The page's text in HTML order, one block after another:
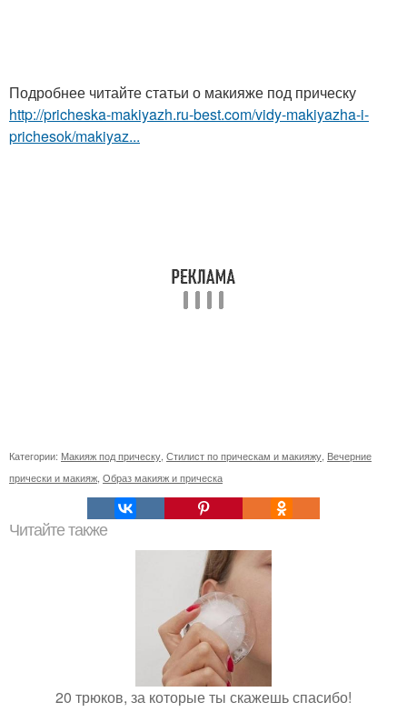
Подробнее читайте статьи о макияже под прическу
http://pricheska-makiyazh.ru-best.com/vidy-makiyazha-i-
prichesok/makiyaz...
Категории: Макияж под прическу Стилист по прическам и макияжу Вечерние
прически и макияж Образ макияж и прическа
Читайте также
20 трюков, за которые ты скажешь спасибо!